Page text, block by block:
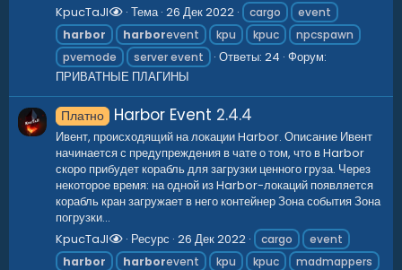
KpucTaJl
Тема 26 Дек 2022 cargo
event
harbor
harborevent kpu kpuc
npcspawn
pvemode
server event Ответы: 24 Форум:
ПРИВАТНЫЕ ПЛАГИНЫ
Платно Harbor Event 2.4.4
Ивент, происходящий на локации Harbor. Описание Ивент
начинается с предупреждения в чате о том, что в Harbor
скоро прибудет корабль для загрузки ценного груза. Через
некоторое время: на одной из Harbor-локаций появляется
корабль кран загружает в него контейнер Зона события Зона
погрузки...
KpucTaJl
Ресурс 26 Дек 2022 cargo
event
harbor
harborevent kpu kpuc
madmappers